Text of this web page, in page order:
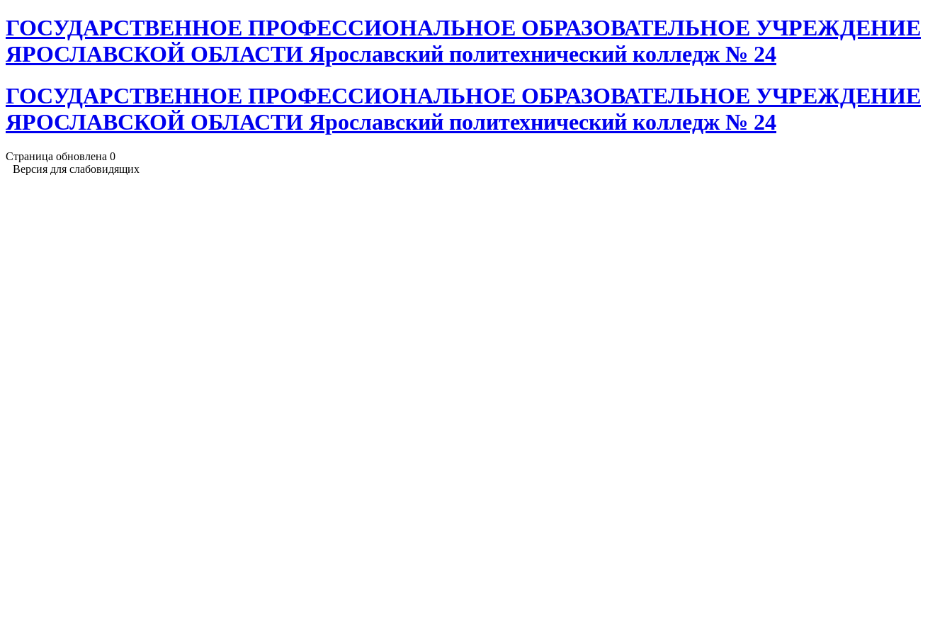
ГОСУДАРСТВЕННОЕ ПРОФЕССИОНАЛЬНОЕ ОБРАЗОВАТЕЛЬНОЕ УЧРЕЖДЕНИЕ
ЯРОСЛАВСКОЙ ОБЛАСТИ Ярославский политехнический колледж № 24
ГОСУДАРСТВЕННОЕ ПРОФЕССИОНАЛЬНОЕ ОБРАЗОВАТЕЛЬНОЕ УЧРЕЖДЕНИЕ
ЯРОСЛАВСКОЙ ОБЛАСТИ Ярославский политехнический колледж № 24
Страница обновлена 0
Версия для слабовидящих